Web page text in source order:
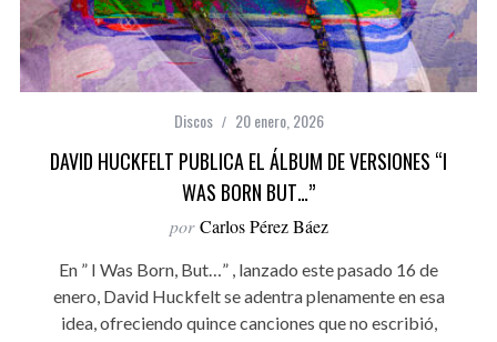
Discos 20 enero, 2026
DAVID HUCKFELT PUBLICA EL ÁLBUM DE VERSIONES “I
WAS BORN BUT…”
por Carlos Pérez Báez
En ” I Was Born, But…” , lanzado este pasado 16 de
enero, David Huckfelt se adentra plenamente en esa
idea, ofreciendo quince canciones que no escribió,